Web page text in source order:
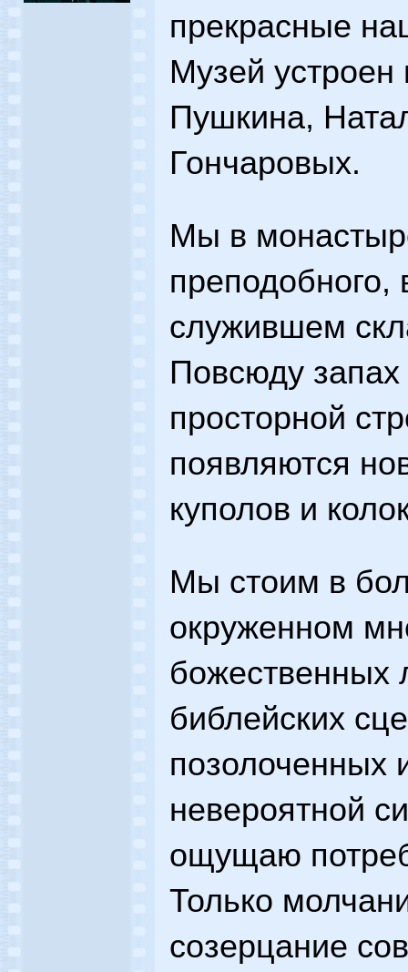
прекрасные
Музей
Пушкина,
Гончаровых.
Мы в
преподобного,
служившем
Повсюду
просторной
появляются
куполов и
Мы стоим в
окруженном
божественных
библейских
позолоченных
невероятной
ощущаю
Только
созерцание